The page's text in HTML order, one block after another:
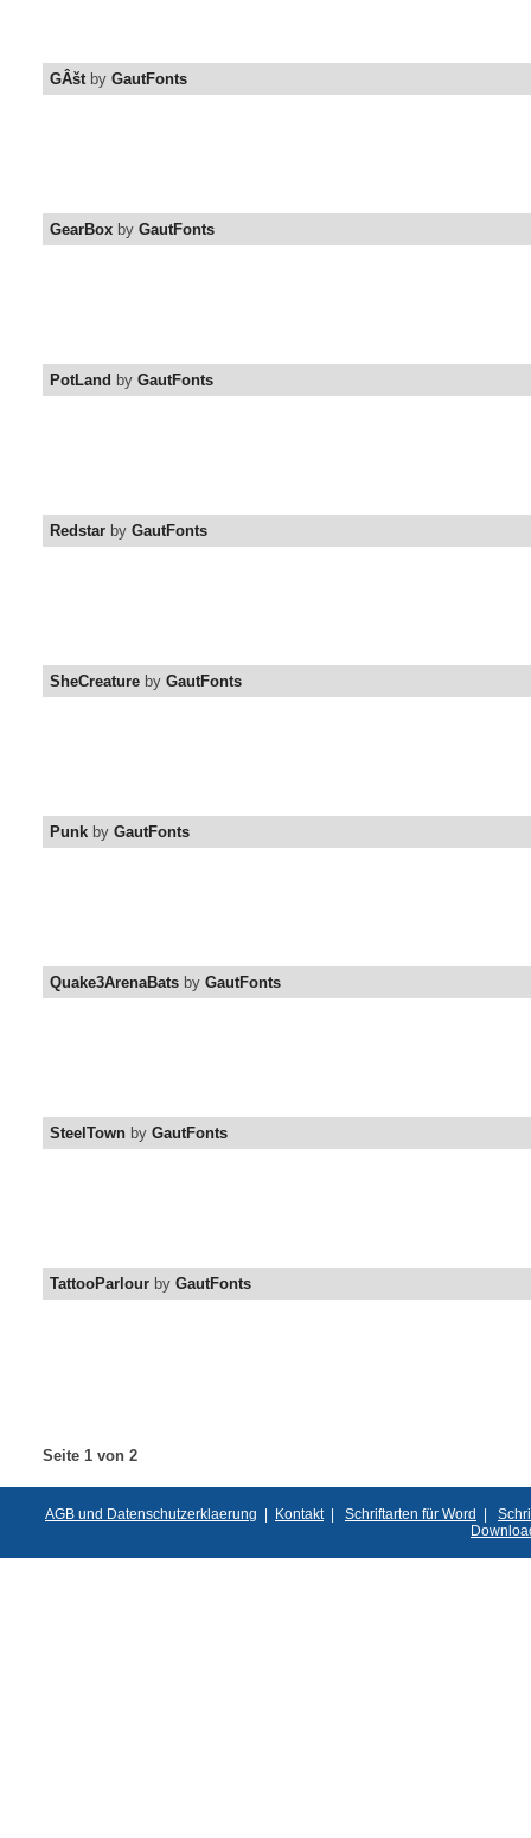
GÂštby GautFonts
GearBox by GautFonts
PotLand by GautFonts
Redstar by GautFonts
SheCreature by GautFonts
Punk by GautFonts
Quake3ArenaBats by GautFonts
SteelTown by GautFonts
TattooParlour by GautFonts
Seite 1 von 2
AGB und Datenschutzerklaerung | Kontakt| Schriftarten für Word |